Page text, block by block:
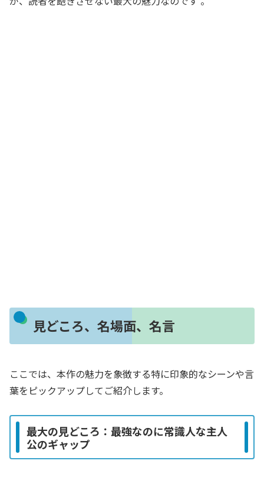
見どころ、名場面、名言
ここでは、本作の魅力を象徴する特に印象的なシーンや言
葉をピックアップしてご紹介します。
最大の見どころ：最強なのに常識人な主人
公のギャップ